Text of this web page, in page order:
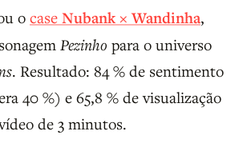
o case Nubank × Wandinha,
Pezinho para o universo
. Resultado: 84 % de sentimento
40 %) e 65,8 % de visualização
de 3 minutos.